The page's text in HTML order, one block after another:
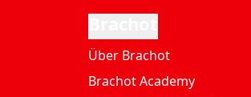
Über Brachot
Brachot Academy